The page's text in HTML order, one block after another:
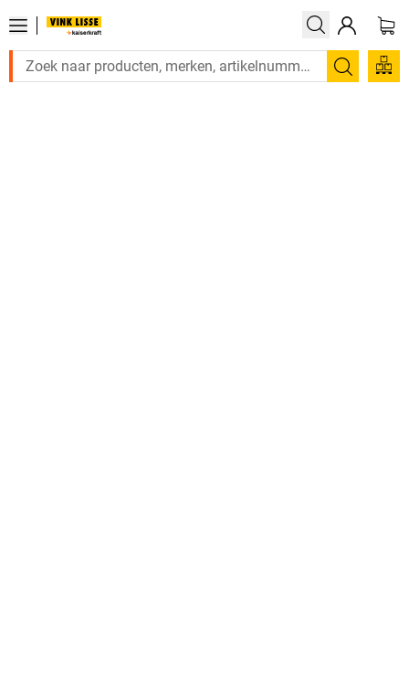
Zoeken